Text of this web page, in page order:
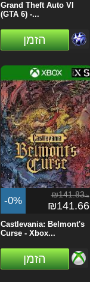
Grand Theft Auto VI
(GTA 6) -...
הזמן
-0% ₪141.83ils
₪141.66
Castlevania: Belmont's
Curse - Xbox...
הזמן